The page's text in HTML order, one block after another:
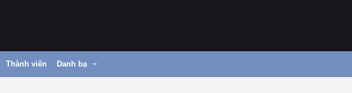
Thành viên Danh bạ